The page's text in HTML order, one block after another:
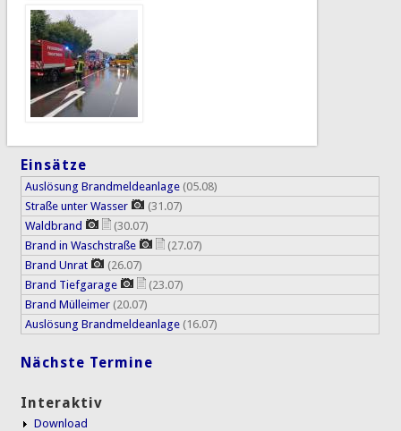
Einsätze
Auslösung Brandmeldeanlage (05.08)
Straße unter Wasser
(31.07)
Waldbrand
(30.07)
Brand in Waschstraße
(27.07)
Brand Unrat
(26.07)
Brand Tiefgarage
(23.07)
Brand Mülleimer (20.07)
Auslösung Brandmeldeanlage (16.07)
Nächste Termine
Interaktiv
Download